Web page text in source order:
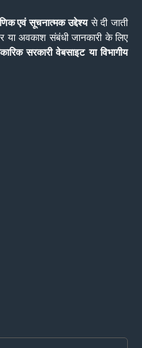
एवं सूचनात्मक उद्देश्यसे दी जाती
या अवकाश संबंधी जानकारी के लिए
सरकारी वेबसाइट या विभागीय